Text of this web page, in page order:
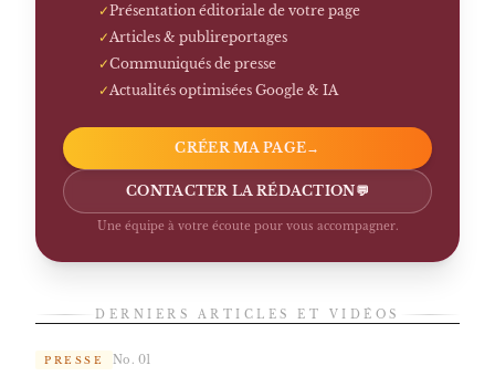
✓Présentation éditoriale de votre page
✓ Articles & publireportages
✓Communiqués de presse
✓ Actualités optimisées Google & IA
CRÉER MA PAGE→
CONTACTER LA RÉDACTION💬
Une équipe à votre écoute pour vous accompagner.
DERNIERS ARTICLES ET VIDÉOS
PRESSE No. 01